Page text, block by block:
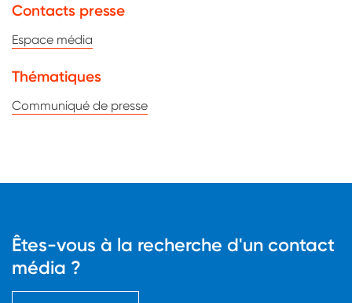
Contacts presse
Espace média
Thématiques
Communiqué de presse
Êtes-vous à la recherche d'un contact
média ?